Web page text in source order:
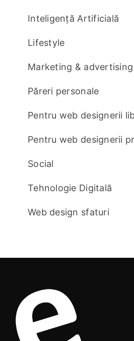
Inteligență Artificială
Lifestyle
Marketing & advertising
Păreri personale
Pentru web designerii
Pentru web designerii
Social
Tehnologie Digitală
Web design sfaturi